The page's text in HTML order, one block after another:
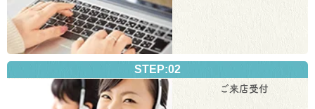
STEP:02
ご来店受付